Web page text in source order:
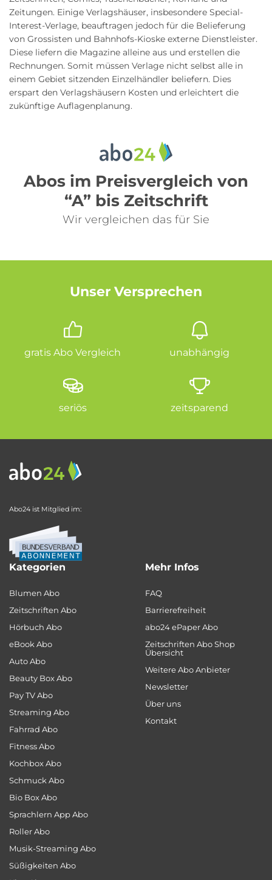
Zeitungen. Einige Verlagshäuser, insbesondere Special-
Interest-Verlage, beauftragen jedoch für die Belieferung
von Grossisten und Bahnhofs-Kioske externe Dienstleister.
Diese liefern die Magazine alleine aus und erstellen die
Rechnungen. Somit müssen Verlage nicht selbst alle in
einem Gebiet sitzenden Einzelhändler beliefern. Dies
erspart den Verlagshäusern Kosten und erleichtert die
zukünftige Auflagenplanung.
Abos im Preisvergleich von
“A” bis Zeitschrift
Wir vergleichen das für Sie
Unser Versprechen
gratis Abo Vergleich unabhängig
seriös zeitsparend
Abo24 ist Mitglied im:
Kategorien
Blumen Abo
Zeitschriften Abo
Hörbuch Abo
eBook Abo
Auto Abo
Beauty Box Abo
Pay TV Abo
Streaming Abo
Fahrrad Abo
Fitness Abo
Kochbox Abo
Schmuck Abo
Bio Box Abo
Sprachlern App Abo
Roller Abo
Musik-Streaming Abo
Süßigkeiten Abo
Mehr Infos
FAQ
Barrierefreiheit
abo24 ePaper Abo
Zeitschriften Abo Shop
Übersicht
Weitere Abo Anbieter
Newsletter
Über uns
Kontakt